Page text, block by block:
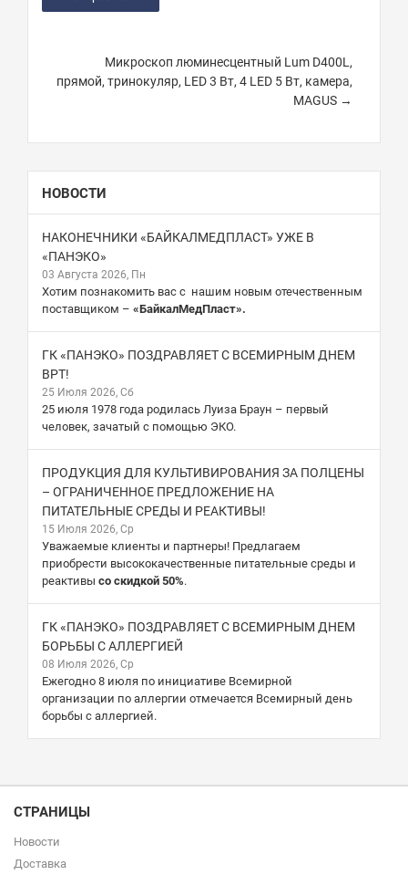
Микроскоп люминесцентный Lum D400L,
прямой, тринокуляр, LED 3 Вт, 4 LED 5 Вт, камера,
MAGUS →
НОВОСТИ
НАКОНЕЧНИКИ «БАЙКАЛМЕДПЛАСТ» УЖЕ В
«ПАНЭКО»
03 Августа 2026, Пн
Хотим познакомить вас с нашим новым отечественным
поставщиком – «БайкалМедПласт».
ГК «ПАНЭКО» ПОЗДРАВЛЯЕТ С ВСЕМИРНЫМ ДНЕМ
ВРТ!
25 Июля 2026, Сб
25 июля 1978 года родилась Луиза Браун – первый
человек, зачатый с помощью ЭКО.
ПРОДУКЦИЯ ДЛЯ КУЛЬТИВИРОВАНИЯ ЗА ПОЛЦЕНЫ
– ОГРАНИЧЕННОЕ ПРЕДЛОЖЕНИЕ НА
ПИТАТЕЛЬНЫЕ СРЕДЫ И РЕАКТИВЫ!
15 Июля 2026, Ср
Уважаемые клиенты и партнеры! Предлагаем
приобрести высококачественные питательные среды и
реактивы со скидкой 50%.
ГК «ПАНЭКО» ПОЗДРАВЛЯЕТ С ВСЕМИРНЫМ ДНЕМ
БОРЬБЫ С АЛЛЕРГИЕЙ
08 Июля 2026, Ср
Ежегодно 8 июля по инициативе Всемирной
организации по аллергии отмечается Всемирный день
борьбы с аллергией.
СТРАНИЦЫ
Новости
Доставка